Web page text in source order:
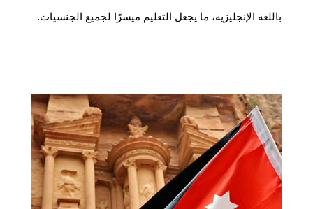
باللغة الإنجليزية، ما يجعل التعليم ميسرًا لجميع الجنسيات.